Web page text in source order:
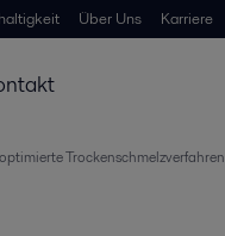
Über Uns Karriere
Trockenschmelzverfahren